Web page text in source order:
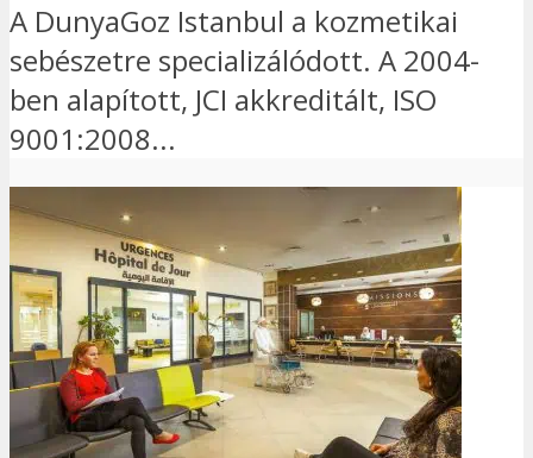
A DunyaGoz Istanbul a kozmetikai
sebészetre specializálódott. A 2004-
ben alapított, JCI akkreditált, ISO
9001:2008...